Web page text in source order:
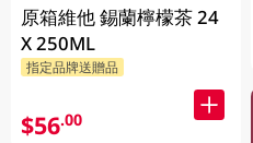
原箱維他 錫蘭檸檬茶 24
X 250ML
指定品牌送贈品
$56.00